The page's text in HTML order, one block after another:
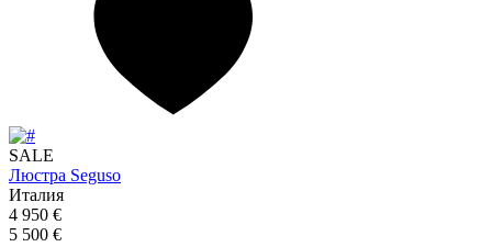
SALE
Люстра Seguso
Италия
4 950 €
5 500 €